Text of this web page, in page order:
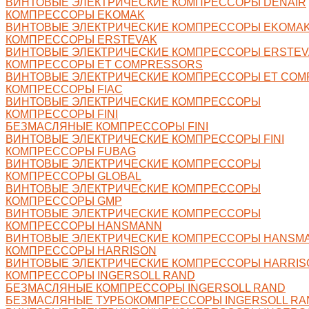
КОМПРЕССОРЫ EKOMAK
ВИНТОВЫЕ ЭЛЕКТРИЧЕСКИЕ КОМПРЕССОРЫ
КОМПРЕССОРЫ ERSTEVAK
ВИНТОВЫЕ ЭЛЕКТРИЧЕСКИЕ КОМПРЕССОРЫ
КОМПРЕССОРЫ ET COMPRESSORS
ВИНТОВЫЕ ЭЛЕКТРИЧЕСКИЕ КОМПРЕССОРЫ ET
КОМПРЕССОРЫ FIAC
ВИНТОВЫЕ ЭЛЕКТРИЧЕСКИЕ КОМПРЕССОРЫ
КОМПРЕССОРЫ FINI
БЕЗМАСЛЯНЫЕ КОМПРЕССОРЫ FINI
ВИНТОВЫЕ ЭЛЕКТРИЧЕСКИЕ КОМПРЕССОРЫ FINI
КОМПРЕССОРЫ FUBAG
ВИНТОВЫЕ ЭЛЕКТРИЧЕСКИЕ КОМПРЕССОРЫ
КОМПРЕССОРЫ GLOBAL
ВИНТОВЫЕ ЭЛЕКТРИЧЕСКИЕ КОМПРЕССОРЫ
КОМПРЕССОРЫ GMP
ВИНТОВЫЕ ЭЛЕКТРИЧЕСКИЕ КОМПРЕССОРЫ
КОМПРЕССОРЫ HANSMANN
ВИНТОВЫЕ ЭЛЕКТРИЧЕСКИЕ КОМПРЕССОРЫ
КОМПРЕССОРЫ HARRISON
ВИНТОВЫЕ ЭЛЕКТРИЧЕСКИЕ КОМПРЕССОРЫ
КОМПРЕССОРЫ INGERSOLL RAND
БЕЗМАСЛЯНЫЕ КОМПРЕССОРЫ INGERSOLL RAND
БЕЗМАСЛЯНЫЕ ТУРБОКОМПРЕССОРЫ INGERSOLL